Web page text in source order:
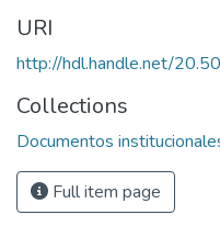
URI
http://hdl.handle.net/
Collections
Documentos
Full item page